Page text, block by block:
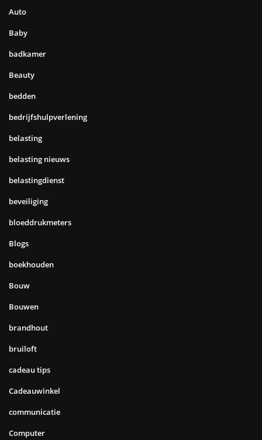
Auto
Baby
badkamer
Beauty
bedden
bedrijfshulpverlening
belasting
belasting nieuws
belastingdienst
beveiliging
bloeddrukmeters
Blogs
boekhouden
Bouw
Bouwen
brandhout
bruiloft
cadeau tips
Cadeauwinkel
communicatie
Computer